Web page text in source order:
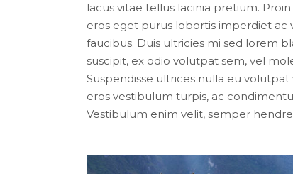
lacus vitae tellus lacinia pretium.
eros eget purus lobortis imperdiet ac
faucibus. Duis ultricies mi sed lorem
suscipit, ex odio volutpat sem, vel
Suspendisse ultrices nulla eu
eros vestibulum turpis, ac
Vestibulum enim velit, semper